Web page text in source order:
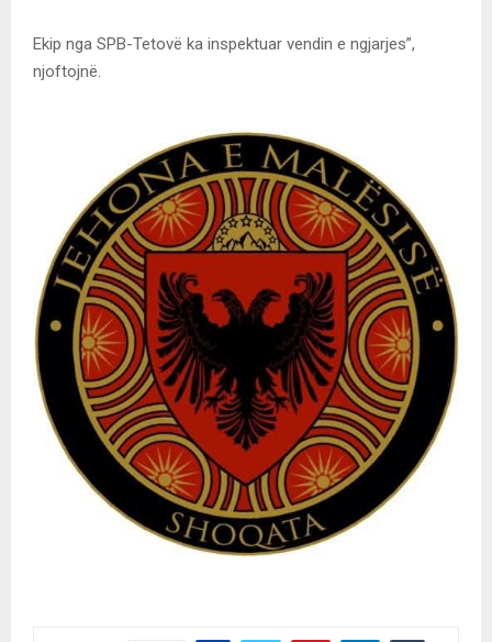
Ekip nga SPB-Tetovë ka inspektuar vendin e ngjarjes”,
njoftojnë.